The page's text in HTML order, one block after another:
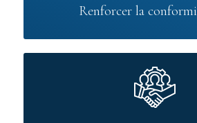
Renforcer la